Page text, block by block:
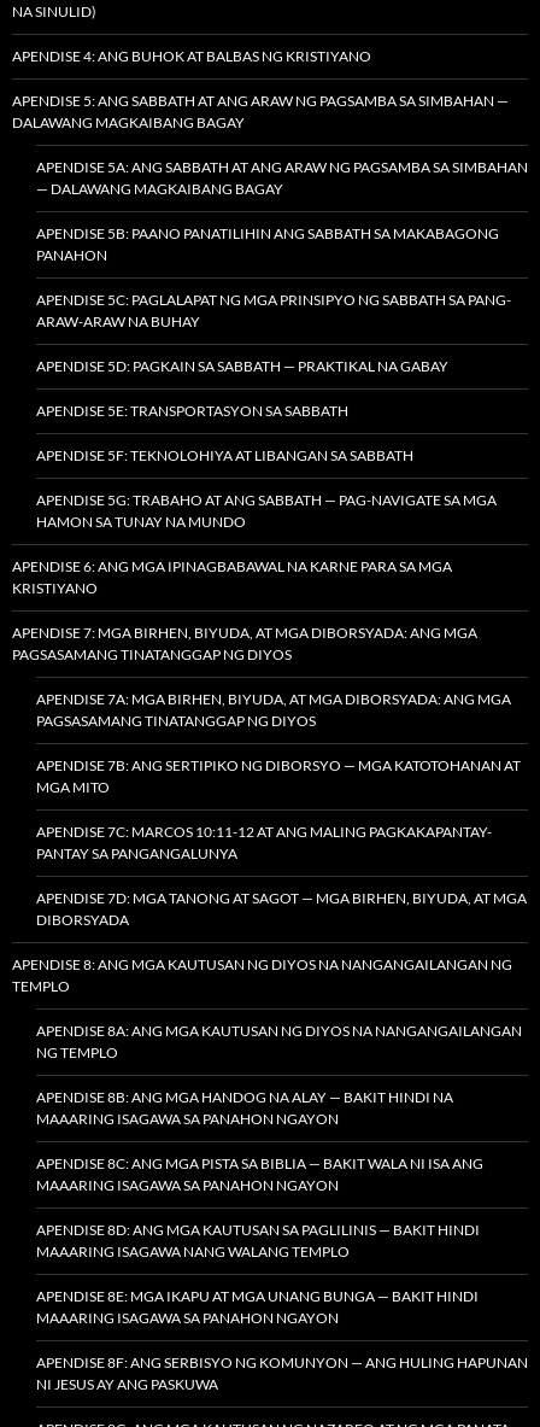
NA SINULID)
APENDISE 4: ANG BUHOK AT BALBAS NG KRISTIYANO
APENDISE 5: ANG SABBATH AT ANG ARAW NG PAGSAMBA SA SIMBAHAN —
DALAWANG MAGKAIBANG BAGAY
APENDISE 5A: ANG SABBATH AT ANG ARAW NG PAGSAMBA SA SIMBAHAN
— DALAWANG MAGKAIBANG BAGAY
APENDISE 5B: PAANO PANATILIHIN ANG SABBATH SA MAKABAGONG
PANAHON
APENDISE 5C: PAGLALAPAT NG MGA PRINSIPYO NG SABBATH SA PANG-
ARAW-ARAW NA BUHAY
APENDISE 5D: PAGKAIN SA SABBATH — PRAKTIKAL NA GABAY
APENDISE 5E: TRANSPORTASYON SA SABBATH
APENDISE 5F: TEKNOLOHIYA AT LIBANGAN SA SABBATH
APENDISE 5G: TRABAHO AT ANG SABBATH — PAG-NAVIGATE SA MGA
HAMON SA TUNAY NA MUNDO
APENDISE 6: ANG MGA IPINAGBABAWAL NA KARNE PARA SA MGA
KRISTIYANO
APENDISE 7: MGA BIRHEN, BIYUDA, AT MGA DIBORSYADA: ANG MGA
PAGSASAMANG TINATANGGAP NG DIYOS
APENDISE 7A: MGA BIRHEN, BIYUDA, AT MGA DIBORSYADA: ANG MGA
PAGSASAMANG TINATANGGAP NG DIYOS
APENDISE 7B: ANG SERTIPIKO NG DIBORSYO — MGA KATOTOHANAN AT
MGA MITO
APENDISE 7C: MARCOS 10:11-12 AT ANG MALING PAGKAKAPANTAY-
PANTAY SA PANGANGALUNYA
APENDISE 7D: MGA TANONG AT SAGOT — MGA BIRHEN, BIYUDA, AT MGA
DIBORSYADA
APENDISE 8: ANG MGA KAUTUSAN NG DIYOS NA NANGANGAILANGAN NG
TEMPLO
APENDISE 8A: ANG MGA KAUTUSAN NG DIYOS NA NANGANGAILANGAN
NG TEMPLO
APENDISE 8B: ANG MGA HANDOG NA ALAY — BAKIT HINDI NA
MAAARING ISAGAWA SA PANAHON NGAYON
APENDISE 8C: ANG MGA PISTA SA BIBLIA — BAKIT WALA NI ISA ANG
MAAARING ISAGAWA SA PANAHON NGAYON
APENDISE 8D: ANG MGA KAUTUSAN SA PAGLILINIS — BAKIT HINDI
MAAARING ISAGAWA NANG WALANG TEMPLO
APENDISE 8E: MGA IKAPU AT MGA UNANG BUNGA — BAKIT HINDI
MAAARING ISAGAWA SA PANAHON NGAYON
APENDISE 8F: ANG SERBISYO NG KOMUNYON — ANG HULING HAPUNAN
NI JESUS AY ANG PASKUWA